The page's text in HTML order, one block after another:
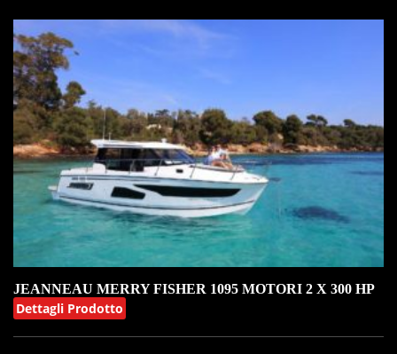
JEANNEAU MERRY FISHER 1095 MOTORI 2 X 300 HP
Dettagli Prodotto